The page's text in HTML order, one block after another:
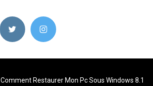
Comment Restaurer Mon Pc Sous Windows 8.1